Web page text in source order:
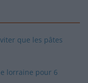
que les pâtes
lorraine pour 6